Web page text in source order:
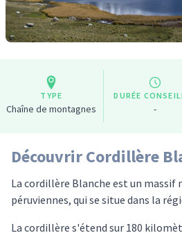
TYPE
Chaîne de montagnes
DURÉE
-
Découvrir Cordillère
La cordillère Blanche est un massif
péruviennes, qui se situe dans la
La cordillère s'étend sur 180